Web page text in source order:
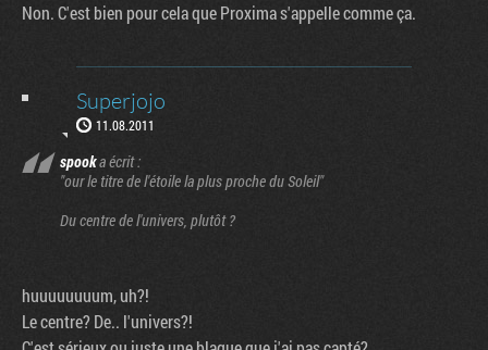
Non. C'est bien pour cela que Proxima s'appelle comme ça.
Superjojo
11.08.2011
spooka écrit :
"our le titre de l'étoile la plus proche du Soleil"
Du centre de l'univers, plutôt ?
huuuuuuuum, uh?!
Le centre? De.. l'univers?!